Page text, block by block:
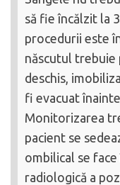
să fie încălzit la
procedurii este
născutul
deschis,
fi evacuat
Monitorizarea
pacient se
ombilical se
radiologică a